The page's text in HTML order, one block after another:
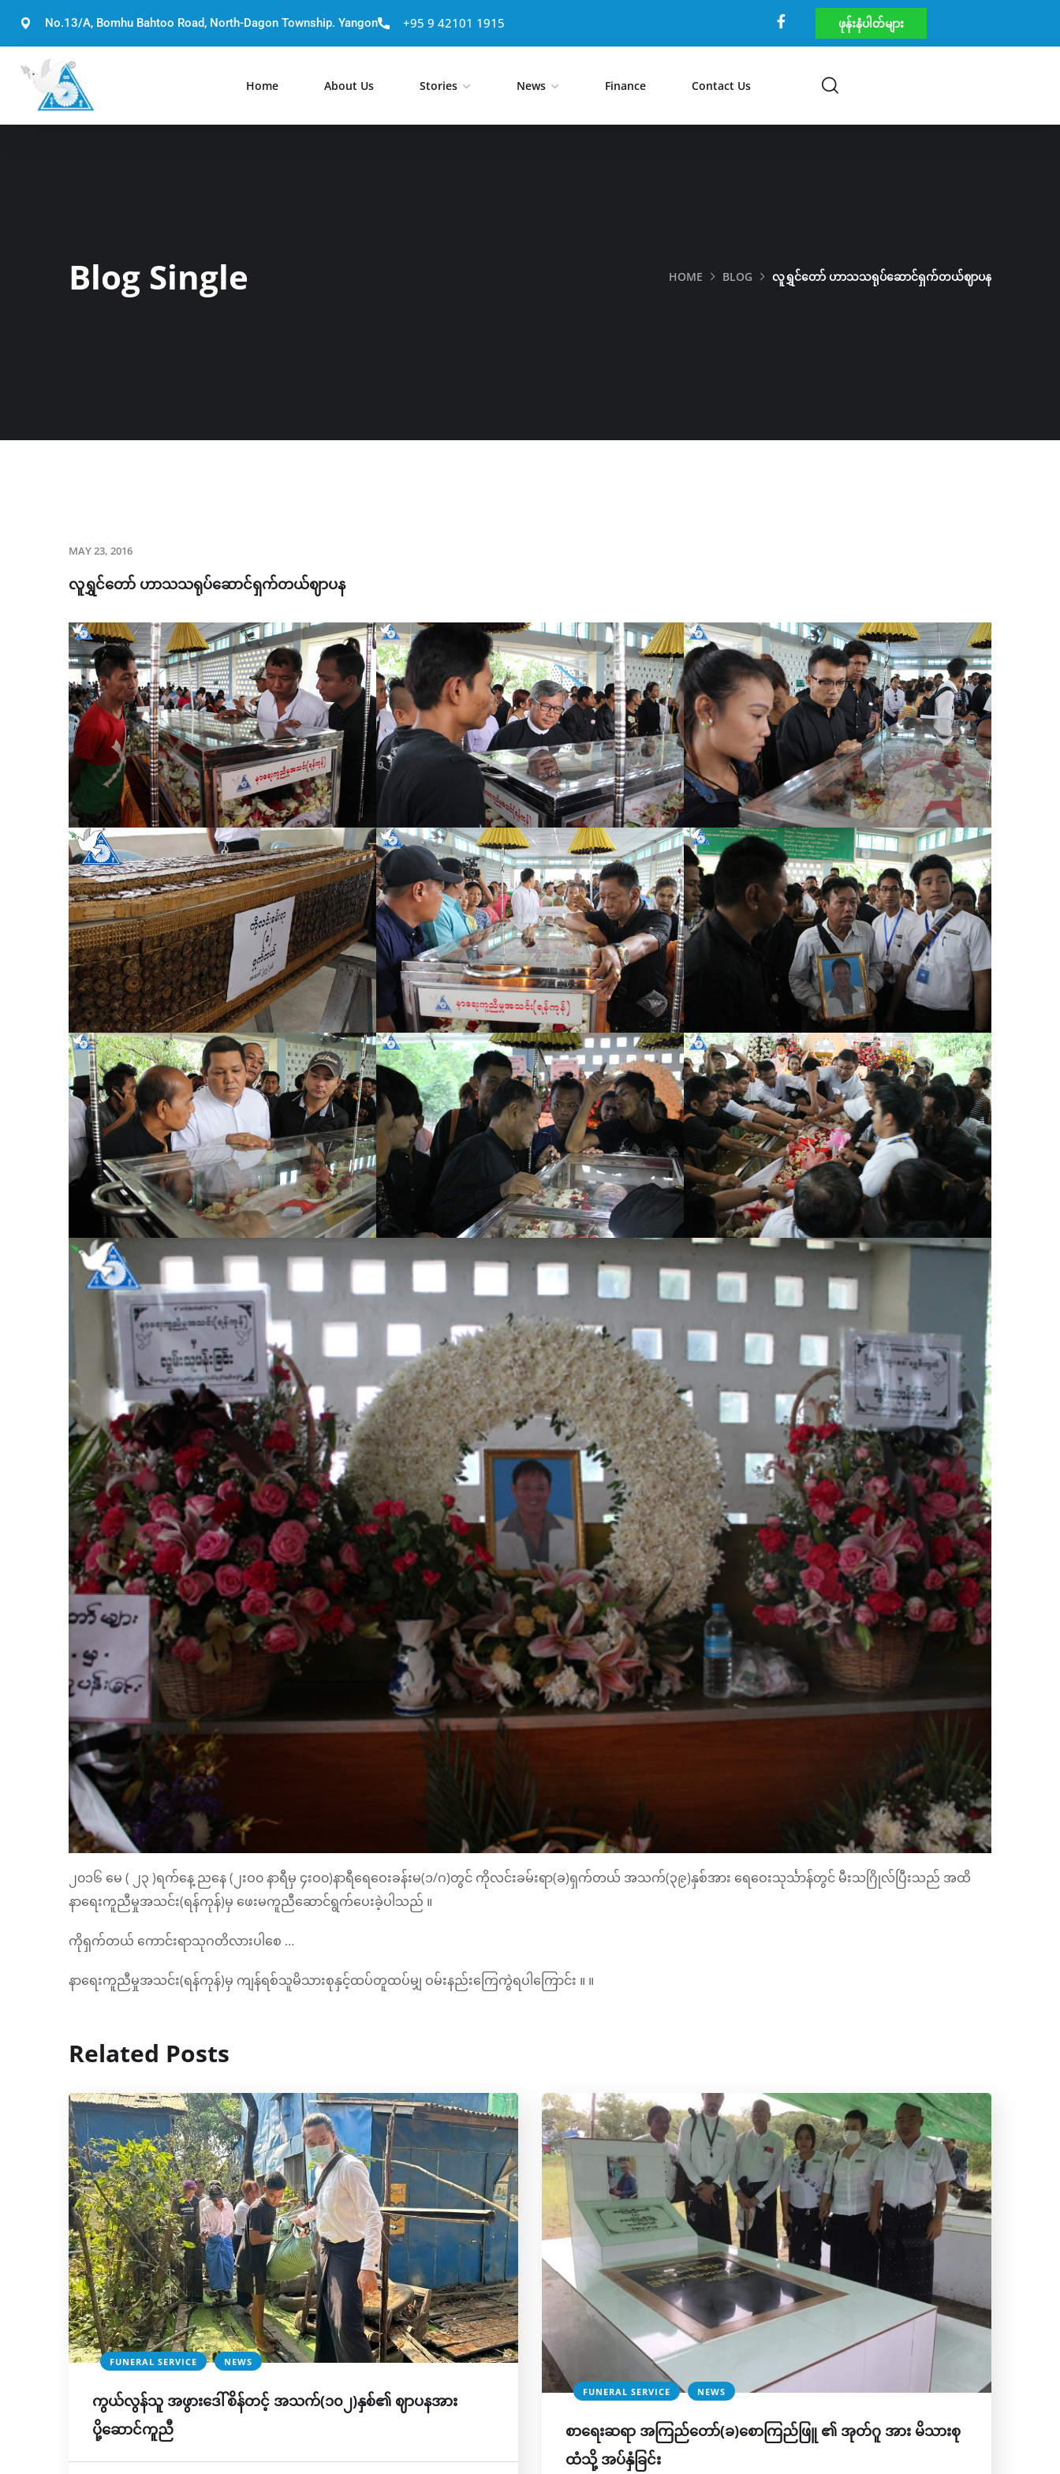
No.13/A, Bomhu Bahtoo Road, North-Dagon Township. Yangon +95 9 42101 1915 ဖုန်းနံပါတ်များ
Home About Us Stories News Finance Contact Us
Blog Single HOME BLOG လူရွှင်တော် ဟာသသရုပ်ဆောင်ရှက်တယ်ဈာပန
MAY 23, 2016
လူရွှင်တော် ဟာသသရုပ်ဆောင်ရှက်တယ်ဈာပန
၂၀၁၆ မေ ( ၂၃ )ရက်နေ့ ညနေ (၂းဝ၀ နာရီမှ ၄းဝ၀)နာရီရေဝေးခန်းမ(၁/ဂ)တွင် ကိုလင်းခမ်းရာ(ခ)ရှက်တယ် အသက်(၃၉)နှစ်အား ရေဝေးသုင်္သာန်တွင် မီးသဂြိုလ်ပြီးသည် အထိ
နာရေးကူညီမှုအသင်း(ရန်ကုန်)မှ ဖေးမကူညီဆောင်ရွက်ပေးခဲ့ပါသည် ။
ကိုရှက်တယ် ကောင်းရာသုဂတိလားပါစေ …
နာရေးကူညီမှုအသင်း(ရန်ကုန်)မှ ကျန်ရစ်သူမိသားစုနှင့်ထပ်တူထပ်မျှ ဝမ်းနည်းကြေကွဲရပါကြောင်း ။ ။
Related Posts
FUNERAL SERVICE NEWS
ကွယ်လွန်သူ အဖွားဒေါ်စိန်တင့် အသက်(၁၀၂)နှစ်၏ ဈာပနအား
ပို့ဆောင်ကူညီ
FUNERAL SERVICE NEWS
စာရေးဆရာ အကြည်တော်(ခ)စောကြည်ဖြူ ​၏ အုတ်ဂူ အား မိသားစု
ထံသို့ အပ်နှံခြင်း